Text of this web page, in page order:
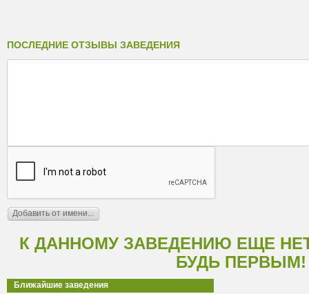
ПОСЛЕДНИЕ ОТЗЫВЫ ЗАВЕДЕНИЯ
К ДАННОМУ ЗАВЕДЕНИЮ ЕЩЕ
БУДЬ ПЕРВЫМ!
Ближайшие заведения